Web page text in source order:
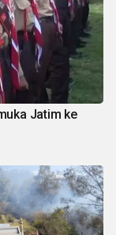
Jatim ke